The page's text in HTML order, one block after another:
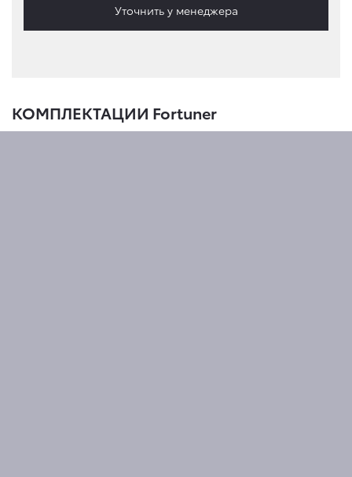
Уточнить у менеджера
КОМПЛЕКТАЦИИ Fortuner